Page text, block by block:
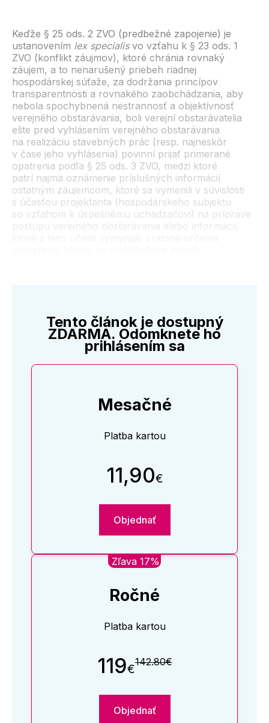
Keďže § 25 ods. 2 ZVO (predbežné zapojenie) je
ustanovením lex specialisvo vzťahu k § 23 ods. 1
ZVO (konflikt záujmov), ktoré chránia rovnaký
záujem, a to nenarušený priebeh riadnej
hospodárskej súťaže, za dodržania princípov
transparentnosti a rovnakého zaobchádzania, aby
nebola spochybnená nestrannosť a objektívnosť
verejného obstarávania, boli verejní obstarávatelia
ešte pred vyhlásením verejného obstarávania
na realizáciu stavebných prác (resp. najneskôr
v čase jeho vyhlásenia) povinní prijať primerané
opatrenia podľa § 25 ods. 3 ZVO, medzi ktoré
patrí najmä oznámenie príslušných informácií
ostatným záujemcom, ktoré sa vymenili v súvislosti
s účasťou projektanta (hospodárskeho subjektu
so vzťahom k úspešnému uchádzačovi) na príprave
Tento článok je dostupný
ZDARMA. Odomknete ho
prihlásením sa
Mesačné
Platba kartou
11,90€
Objednať
Zľava 17%
Ročné
Platba kartou
119€142.80€
Objednať